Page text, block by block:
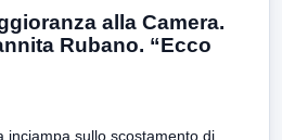
alla Camera.
Rubano. “Ecco
inciampa sullo scostamento di